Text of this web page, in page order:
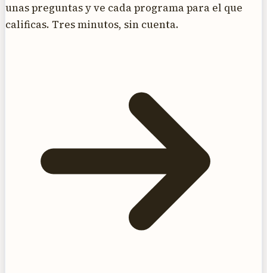
unas preguntas y ve cada programa para el que
calificas. Tres minutos, sin cuenta.